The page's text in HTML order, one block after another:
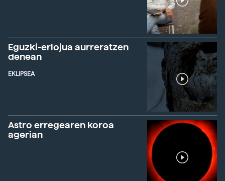
Eguzki-erlojua aurreratzen
denean
EKLIPSEA
Astro erregearen koroa
agerian